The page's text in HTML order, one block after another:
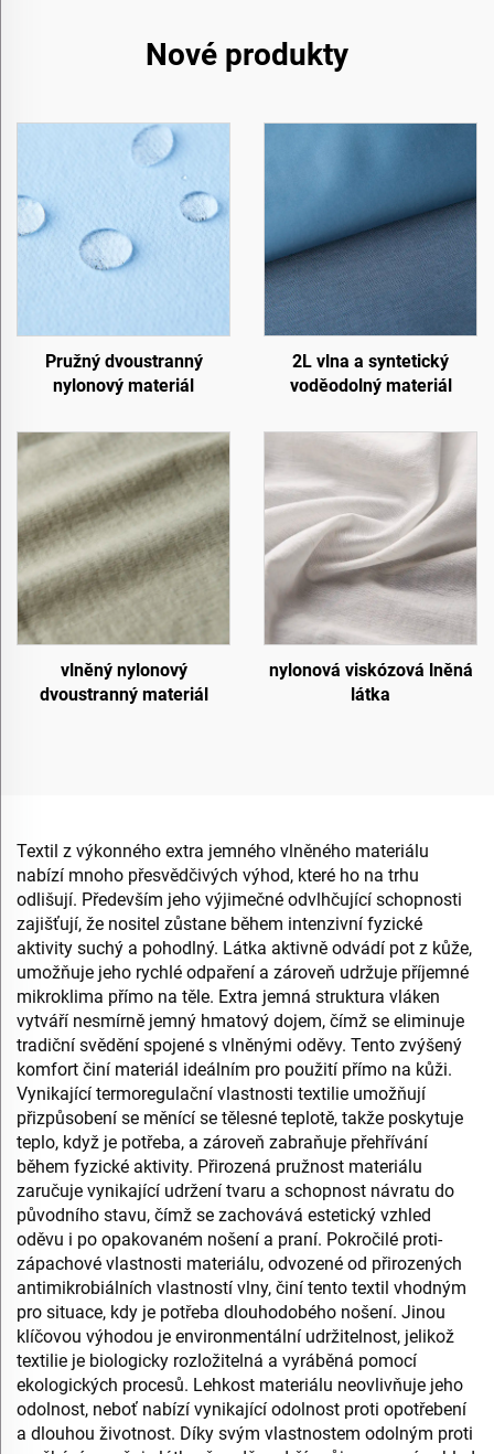
Nové produkty
Pružný dvoustranný
nylonový materiál
2L vlna a syntetický
voděodolný materiál
vlněný nylonový
dvoustranný materiál
nylonová viskózová lněná
látka
Textil z výkonného extra jemného vlněného materiálu
nabízí mnoho přesvědčivých výhod, které ho na trhu
odlišují. Především jeho výjimečné odvlhčující schopnosti
zajišťují, že nositel zůstane během intenzivní fyzické
aktivity suchý a pohodlný. Látka aktivně odvádí pot z kůže,
umožňuje jeho rychlé odpaření a zároveň udržuje příjemné
mikroklima přímo na těle. Extra jemná struktura vláken
vytváří nesmírně jemný hmatový dojem, čímž se eliminuje
tradiční svědění spojené s vlněnými oděvy. Tento zvýšený
komfort činí materiál ideálním pro použití přímo na kůži.
Vynikající termoregulační vlastnosti textilie umožňují
přizpůsobení se měnící se tělesné teplotě, takže poskytuje
teplo, když je potřeba, a zároveň zabraňuje přehřívání
během fyzické aktivity. Přirozená pružnost materiálu
zaručuje vynikající udržení tvaru a schopnost návratu do
původního stavu, čímž se zachovává estetický vzhled
oděvu i po opakovaném nošení a praní. Pokročilé proti-
zápachové vlastnosti materiálu, odvozené od přirozených
antimikrobiálních vlastností vlny, činí tento textil vhodným
pro situace, kdy je potřeba dlouhodobého nošení. Jinou
klíčovou výhodou je environmentální udržitelnost, jelikož
textilie je biologicky rozložitelná a vyráběná pomocí
ekologických procesů. Lehkost materiálu neovlivňuje jeho
odolnost, neboť nabízí vynikající odolnost proti opotřebení
a dlouhou životnost. Díky svým vlastnostem odolným proti